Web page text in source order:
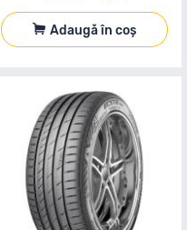
Adaugă în coș